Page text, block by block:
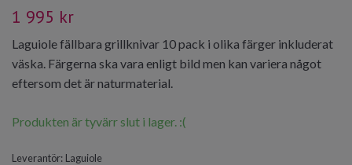
1 995 kr
Laguiole fällbara grillknivar 10 pack i olika färger inkluderat
väska. Färgerna ska vara enligt bild men kan variera något
eftersom det är naturmaterial.
Produkten är tyvärr slut i lager. :(
Leverantör: Laguiole